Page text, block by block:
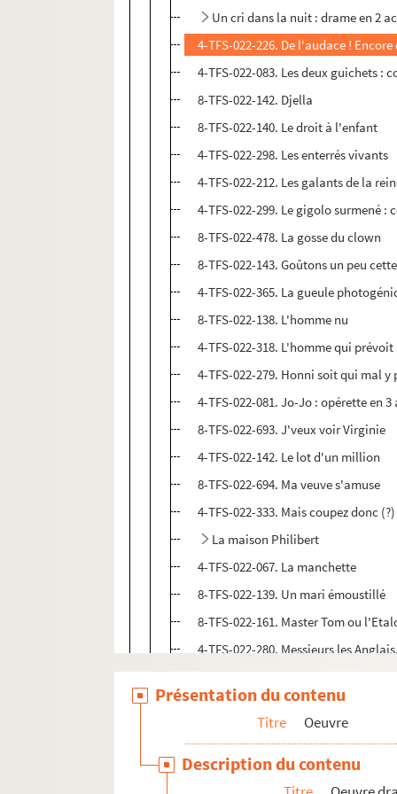
Un cri dans la nuit : drame en 2
4-TFS-022-226. De l'audace !
4-TFS-022-083. Les deux guichets :
8-TFS-022-142. Djella
8-TFS-022-140. Le droit à l'enfant
4-TFS-022-298. Les enterrés vivants
4-TFS-022-212. Les galants de la
4-TFS-022-299. Le gigolo surmené
8-TFS-022-478. La gosse du clown
8-TFS-022-143. Goûtons un peu
4-TFS-022-365. La gueule
8-TFS-022-138. L'homme nu
4-TFS-022-318. L'homme qui
4-TFS-022-279. Honni soit qui mal y
4-TFS-022-081. Jo-Jo : opérette en 3
8-TFS-022-693. J'veux voir Virginie
4-TFS-022-142. Le lot d'un million
8-TFS-022-694. Ma veuve s'amuse
4-TFS-022-333. Mais coupez donc (?)
La maison Philibert
4-TFS-022-067. La manchette
8-TFS-022-139. Un mari émoustillé
8-TFS-022-161. Master Tom ou
4-TFS-022-280. Messieurs les
4-TFS-022-069. Miss Batignolles :
2-TFS-022-013. La môme
La môme Angélique : vaudeville-
8-TFS-022-155. Monsieur,
8-TFS-022-252. Le monsieur de la
Présentation du contenu
Titre Oeuvre
Description du contenu